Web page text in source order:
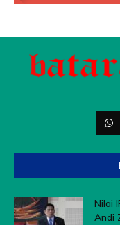
Nilai
Andi